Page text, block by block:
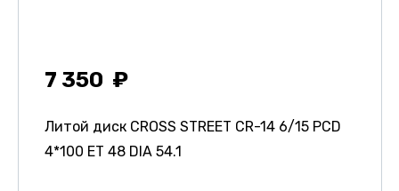
7 350
Литой диск CROSS STREET CR-14 6/15 PCD
4*100 ET 48 DIA 54.1